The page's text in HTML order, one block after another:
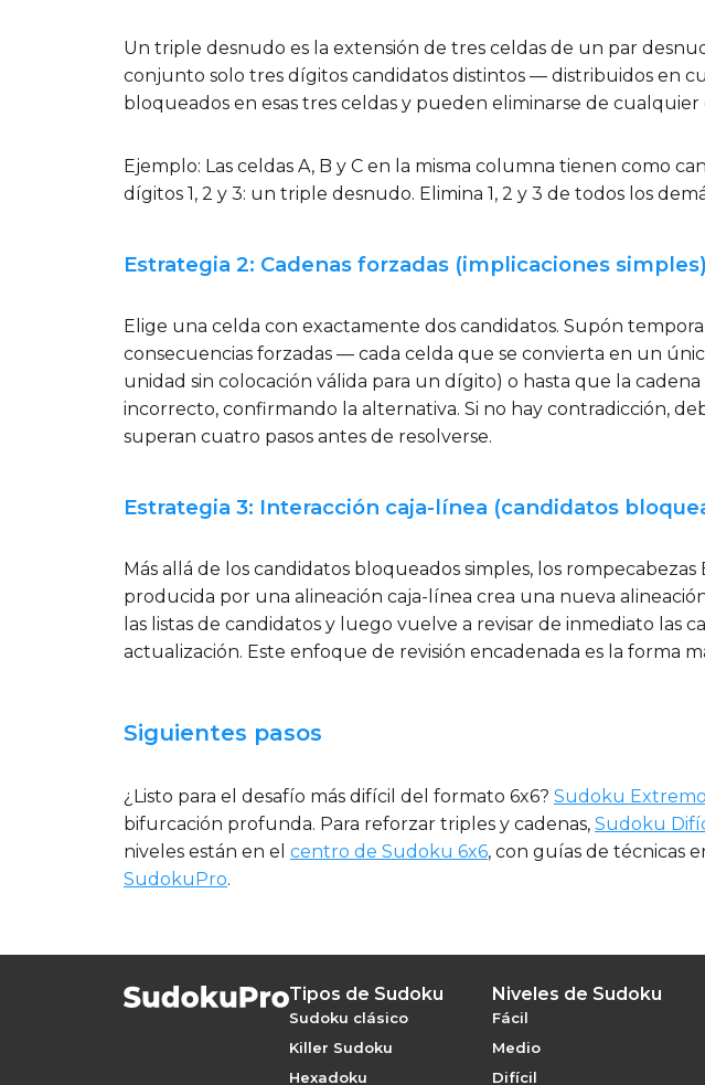
Un triple desnudo es la extensión de tres celdas de un par
conjunto solo tres dígitos candidatos distintos — distribuidos en
bloqueados en esas tres celdas y pueden eliminarse de
Ejemplo: Las celdas A, B y C en la misma columna tienen como
dígitos 1, 2 y 3: un triple desnudo. Elimina 1, 2 y 3 de todos los
Estrategia 2: Cadenas forzadas (implicaciones simples)
Elige una celda con exactamente dos candidatos. Supón
consecuencias forzadas — cada celda que se convierta en un
unidad sin colocación válida para un dígito) o hasta que la
incorrecto, confirmando la alternativa. Si no hay contradicción,
superan cuatro pasos antes de resolverse.
Estrategia 3: Interacción caja-línea (candidatos
Más allá de los candidatos bloqueados simples, los
producida por una alineación caja-línea crea una nueva
las listas de candidatos y luego vuelve a revisar de inmediato las
actualización. Este enfoque de revisión encadenada es la forma
Siguientes pasos
¿Listo para el desafío más difícil del formato 6x6? Sudoku
bifurcación profunda. Para reforzar triples y cadenas, Sudoku
niveles están en el centro de Sudoku 6x6, con guías de técnicas
SudokuPro.
Tipos de Sudoku
Sudoku clásico
Killer Sudoku
Hexadoku
Niveles de Sudoku
Fácil
Medio
Difícil